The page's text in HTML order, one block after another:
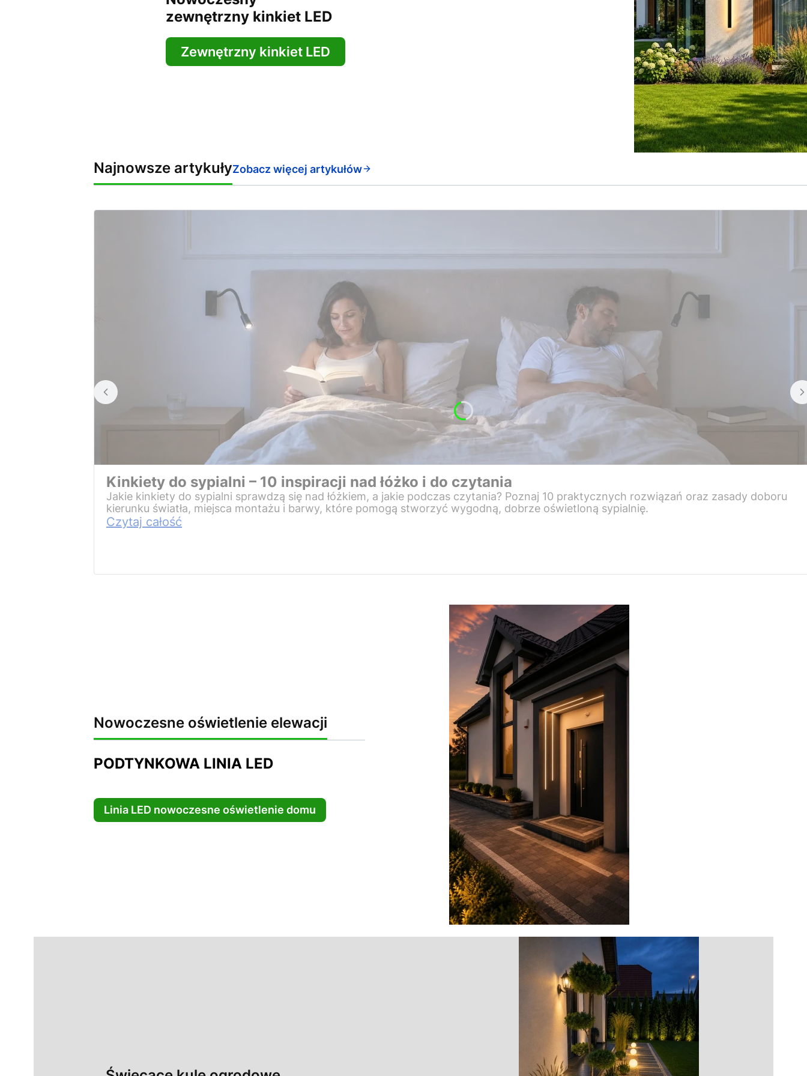
zewnętrzny kinkiet LED
Zewnętrzny kinkiet LED
Najnowsze artykułyZobacz więcej artykułów
Kinkiety do sypialni – 10 inspiracji nad łóżko i do czytania
Jakie kinkiety do sypialni sprawdzą się nad łóżkiem, a jakie podczas czytania? Poznaj 10 praktycznych rozwiązań oraz zasady doboru
kierunku światła, miejsca montażu i barwy, które pomogą stworzyć wygodną, dobrze oświetloną sypialnię.
Czytaj całość
Nowoczesne oświetlenie elewacji
PODTYNKOWA LINIA LED
Linia LED nowoczesne oświetlenie domu